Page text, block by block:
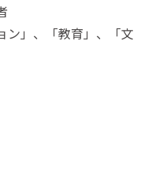
ン」、「教育」、「文